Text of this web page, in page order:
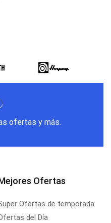
ofertas y más.
Ofertas
Ofertas de temporada
del Día